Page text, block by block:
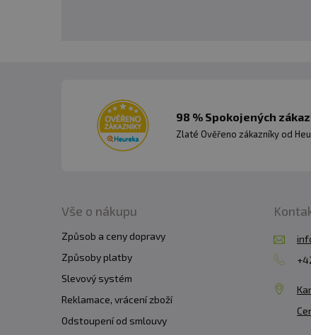
98 % Spokojených
Zlaté Ověřeno zákazníky od
Vše o nákupu
Způsob a ceny dopravy
Způsoby platby
Slevový systém
Reklamace, vrácení zboží
Odstoupení od smlouvy